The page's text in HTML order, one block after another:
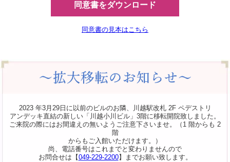
同意書をダウンロード
同意書の見本はこちら
2023 年3月29日に以前のビルのお隣、川越駅改札 2F ペデストリ
アンデッキ直結の新しい「川越小川ビル」3階に移転開院致しました。
ご来院の際にはお間違えの無いようご注意下さいませ。（1 階からも 2
階
からもご入館いただけます。）
尚、電話番号はこれまでと変わりませんので
お問合せは【049-229-2200】までお願い致します。